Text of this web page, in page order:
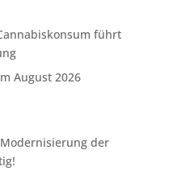
führt
August 2026
der